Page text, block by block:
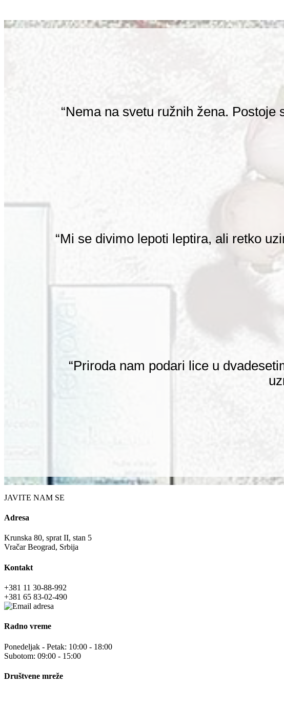
“Nema na svetu ružnih žena.
“Mi se divimo lepoti leptira, ali retko
“Priroda nam podari lice u
JAVITE NAM SE
Adresa
Krunska 80, sprat II, stan 5
Vračar Beograd, Srbija
Kontakt
+381 11 30-88-992
+381 65 83-02-490
Radno vreme
Ponedeljak - Petak: 10:00 - 18:00
Subotom: 09:00 - 15:00
Društvene mreže